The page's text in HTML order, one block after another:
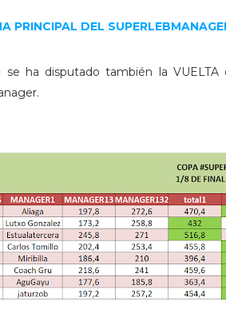
PRINCIPAL DEL
se ha disputado también la